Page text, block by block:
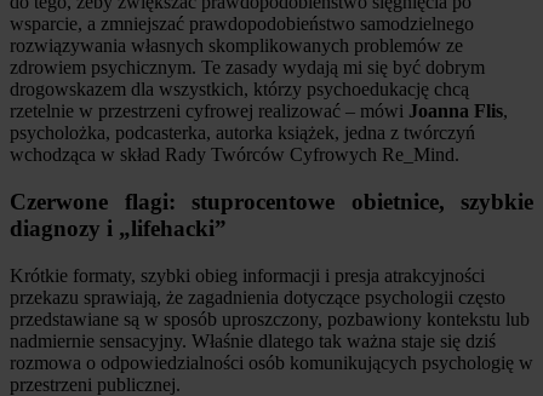
wsparcie, a zmniejszać prawdopodobieństwo samodzielnego
rozwiązywania własnych skomplikowanych problemów ze
zdrowiem psychicznym. Te zasady wydają mi się być dobrym
drogowskazem dla wszystkich, którzy psychoedukację chcą
rzetelnie w przestrzeni cyfrowej realizować – mówi Joanna Flis,
psycholożka, podcasterka, autorka książek, jedna z twórczyń
wchodząca w skład Rady Twórców Cyfrowych Re_Mind.
Czerwone flagi: stuprocentowe obietnice, szybkie
diagnozy i „lifehacki”
Krótkie formaty, szybki obieg informacji i presja atrakcyjności
przekazu sprawiają, że zagadnienia dotyczące psychologii często
przedstawiane są w sposób uproszczony, pozbawiony kontekstu lub
nadmiernie sensacyjny. Właśnie dlatego tak ważna staje się dziś
rozmowa o odpowiedzialności osób komunikujących psychologię w
przestrzeni publicznej.